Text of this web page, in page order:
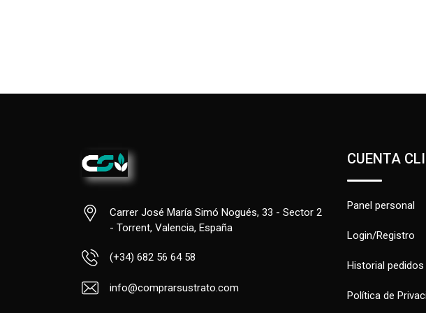
Carrer José María Simó Nogués, 33 - Sector 2
- Torrent, Valencia, España
(+34) 682 56 64 58
info@comprarsustrato.com
CUENTA
Panel personal
Login/Registro
Historial pedidos
Política de